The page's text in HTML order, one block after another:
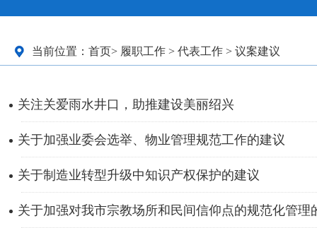
当前位置： 首页> 履职工作 > 代表工作 > 议案建议
关注关爱雨水井口，助推建设美丽绍兴
关于加强业委会选举、物业管理规范工作的建议
关于制造业转型升级中知识产权保护的建议
关于加强对我市宗教场所和民间信仰点的规范化管理